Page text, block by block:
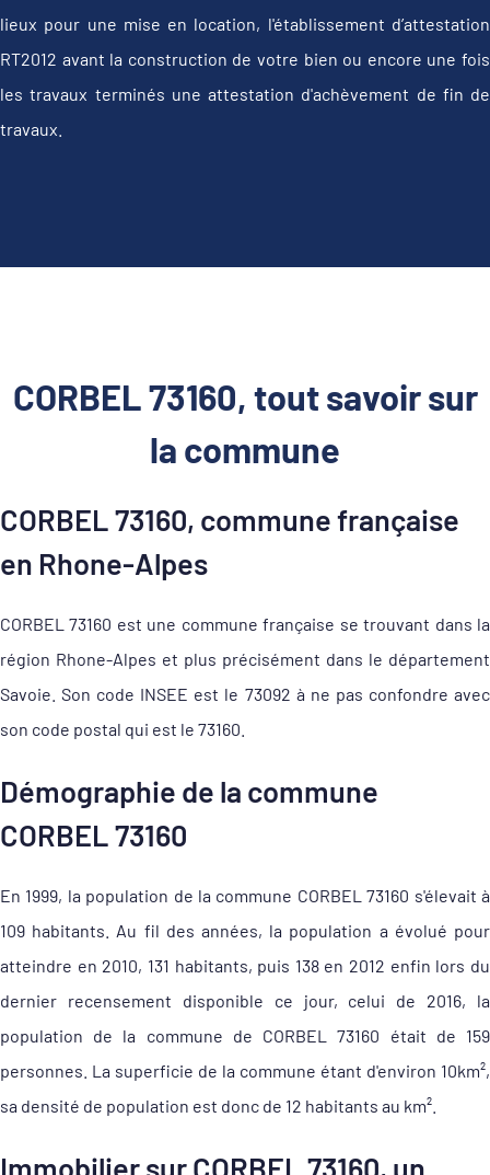
lieux pour une mise en location, l'établissement d’attestation
RT2012 avant la construction de votre bien ou encore une fois
les travaux terminés une attestation d'achèvement de fin de
travaux.
CORBEL 73160, tout savoir sur
la commune
CORBEL 73160, commune française
en Rhone-Alpes
CORBEL 73160 est une commune française se trouvant dans la
région Rhone-Alpes et plus précisément dans le département
Savoie. Son code INSEE est le 73092 à ne pas confondre avec
son code postal qui est le 73160.
Démographie de la commune
CORBEL 73160
En 1999, la population de la commune CORBEL 73160 s'élevait à
109 habitants. Au fil des années, la population a évolué pour
atteindre en 2010, 131 habitants, puis 138 en 2012 enfin lors du
dernier recensement disponible ce jour, celui de 2016, la
population de la commune de CORBEL 73160 était de 159
personnes. La superficie de la commune étant d'environ 10km²,
sa densité de population est donc de 12 habitants au km².
Immobilier sur CORBEL 73160, un